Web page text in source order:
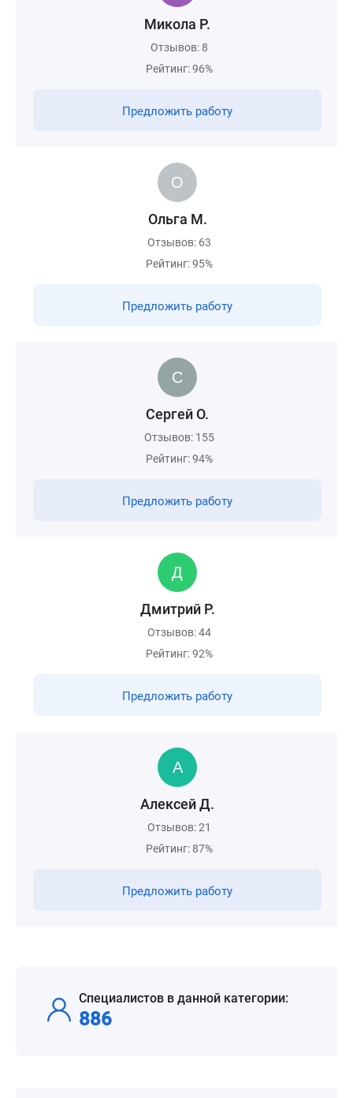
Микола Р.
Отзывов: 8
Рейтинг: 96%
Предложить работу
Ольга М.
Отзывов: 63
Рейтинг: 95%
Предложить работу
Сергей О.
Отзывов: 155
Рейтинг: 94%
Предложить работу
Дмитрий Р.
Отзывов: 44
Рейтинг: 92%
Предложить работу
Алексей Д.
Отзывов: 21
Рейтинг: 87%
Предложить работу
Специалистов в данной категории:
886